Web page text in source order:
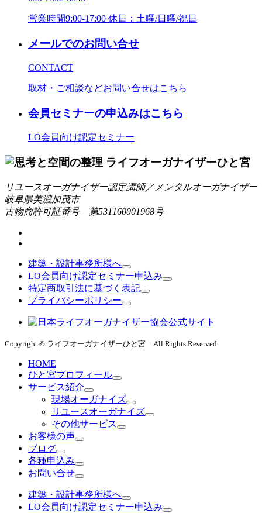
営業時間9:00-17:00 休日：土曜/日曜/祝日
メールでのお問い合せ
CONTACT
取材・ご相談などお問い合せはこちら
会員セミナーの申込みはこちら
LO会員向け認定セミナー
リユースオーガナイザー認定講師／メンタルオーガナイザー
岐阜県美濃加茂市
古物商許可証番号 第531160001968号
建築・設計事務所様へ
LO会員向け認定セミナー申込み
特定商取引法に基づく表記
プライバシーポリシー
Copyright © ライフオーガナイザーひと宮 All Rights Reserved.
HOME
ひと宮プロフィール
サービス紹介
現場オーガナイズ
リユースオーガナイズ
その他サービス
お客様の声
ブログ
各種申込み
お問い合せ
建築・設計事務所様へ
LO会員向け認定セミナー申込み